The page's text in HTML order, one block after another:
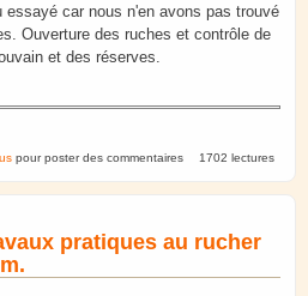
car nous n'en avons pas trouvé
Ouverture des ruches et contrôle de
et des réserves.
Travaux pratiques au rucher école d'Eschau.
pour poster des commentaires 1702 lectures
pratiques au rucher